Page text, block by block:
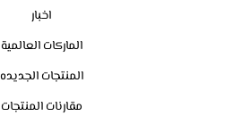
اخبار
الماركات العالمية
المنتجات الجديده
مقارنات المنتجات